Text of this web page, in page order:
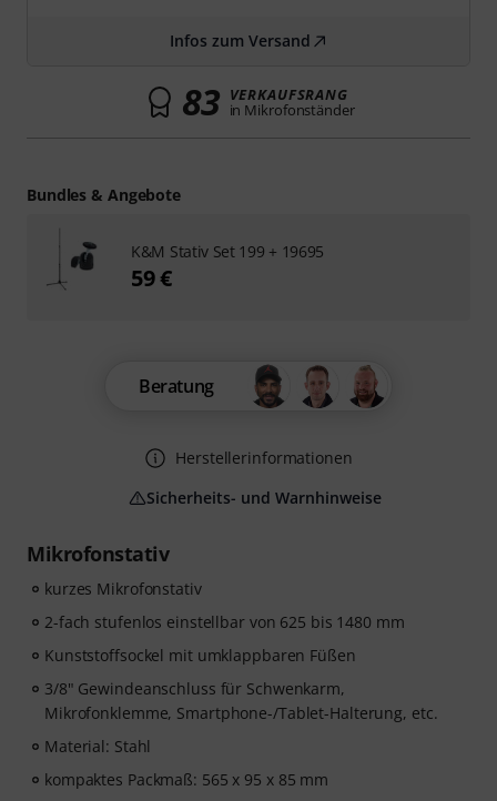
Mikrofonstativ
kurzes Mikrofonstativ
2-fach stufenlos einstellbar von 625 bis 1480 mm
Kunststoffsockel mit umklappbaren Füßen
3/8" Gewindeanschluss für Schwenkarm,
Mikrofonklemme, Smartphone-/Tablet-Halterung, etc.
Material: Stahl
kompaktes Packmaß: 565 x 95 x 85 mm
Infos zum Versand
83 VERKAUFSRANG
in Mikrofonständer
Beratung
Herstellerinformationen
Sicherheits- und Warnhinweise
Bundles & Angebote
K&M Stativ Set 199 + 19695
59 €